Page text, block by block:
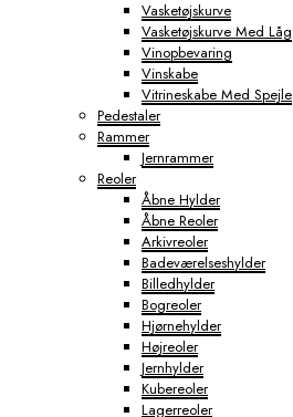
Vasketøjskurve
Vasketøjskurve Med Låg
Vinopbevaring
Vinskabe
Vitrineskabe Med Spejle
Pedestaler
Rammer
Jernrammer
Reoler
Åbne Hylder
Åbne Reoler
Arkivreoler
Badeværelseshylder
Billedhylder
Bogreoler
Hjørnehylder
Højreoler
Jernhylder
Kubereoler
Lagerreoler